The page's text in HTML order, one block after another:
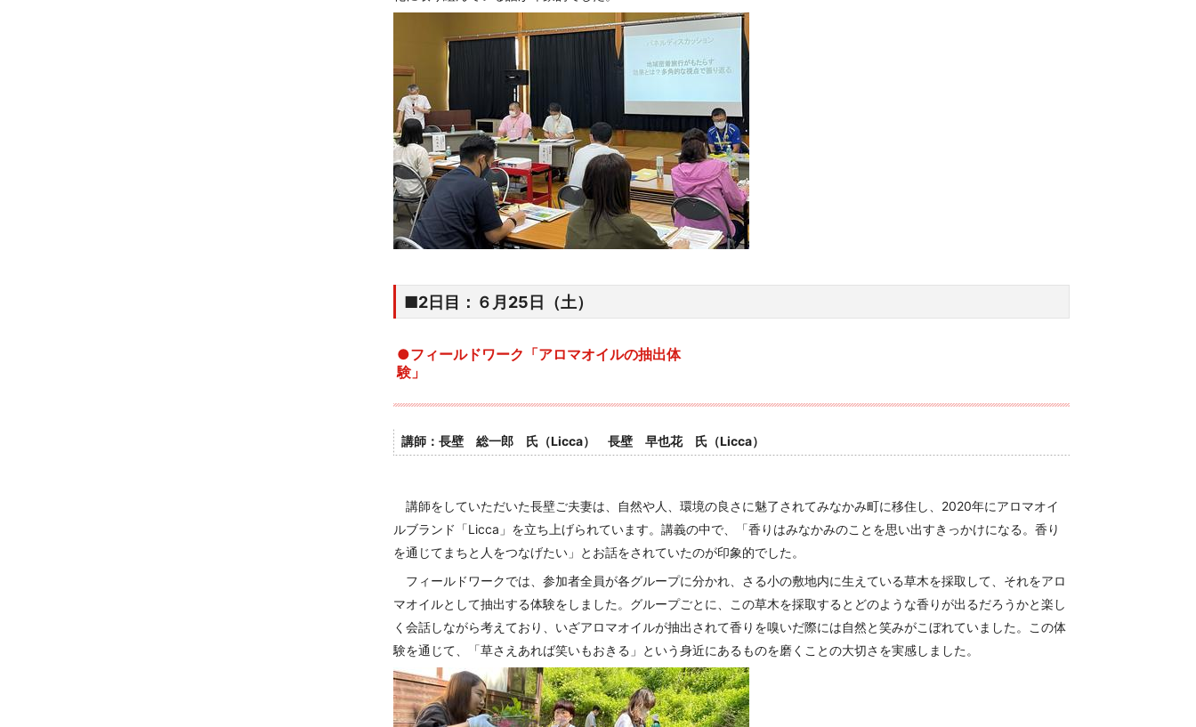
■2日目：６月25日（土）
●フィールドワーク「アロマオイルの抽出体
験」
講師：長壁 総一郎 氏（Licca） 長壁 早也花 氏（Licca）
講師をしていただいた長壁ご夫妻は、自然や人、環境の良さに魅了されてみなかみ町に移住し、2020年にアロマオイ
ルブランド「Licca」を立ち上げられています。講義の中で、「香りはみなかみのことを思い出すきっかけになる。香り
を通じてまちと人をつなげたい」とお話をされていたのが印象的でした。
フィールドワークでは、参加者全員が各グループに分かれ、さる小の敷地内に生えている草木を採取して、それをアロ
マオイルとして抽出する体験をしました。グループごとに、この草木を採取するとどのような香りが出るだろうかと楽し
く会話しながら考えており、いざアロマオイルが抽出されて香りを嗅いだ際には自然と笑みがこぼれていました。この体
験を通じて、「草さえあれば笑いもおきる」という身近にあるものを磨くことの大切さを実感しました。